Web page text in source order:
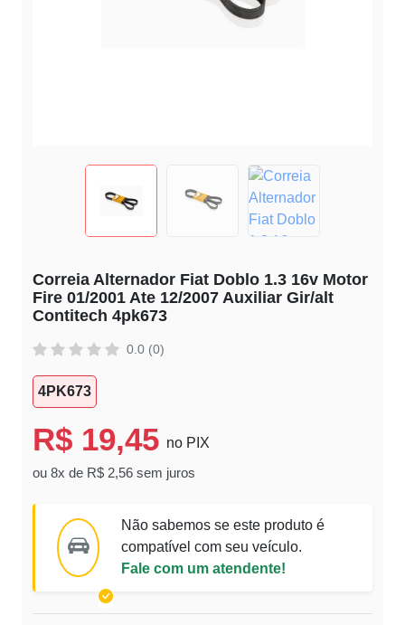
Correia Alternador Fiat Doblo 1.3 16v Motor
Fire 01/2001 Ate 12/2007 Auxiliar Gir/alt
Contitech 4pk673
0.0 (0)
4PK673
R$ 19,45 no PIX
ou 8x de R$ 2,56 sem juros
Não sabemos se este produto é
compatível com seu veículo.
Fale com um atendente!